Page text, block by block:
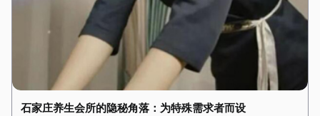
石家庄养生会所的隐秘角落：为特殊需求者而设